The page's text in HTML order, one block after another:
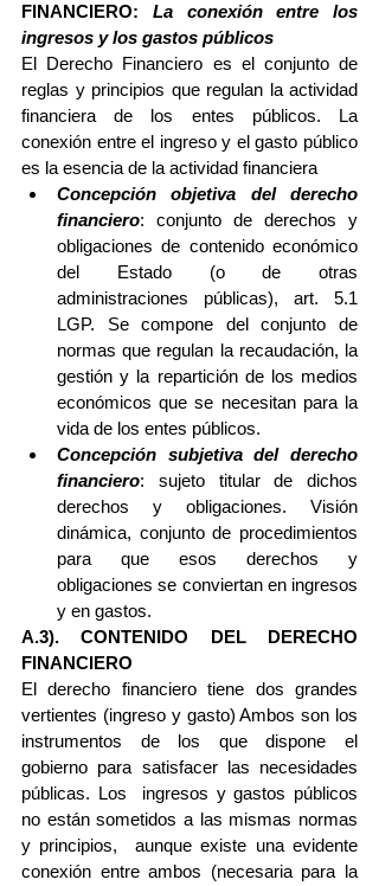
FINANCIERO: La conexión entre los
ingresos y los gastos públicos
El Derecho Financiero es el conjunto de
reglas y principios que regulan la actividad
financiera de los entes públicos. La
conexión entre el ingreso y el gasto público
es la esencia de la actividad financiera
Concepción objetiva del derecho
financiero: conjunto de derechos y
obligaciones de contenido económico
del Estado (o de otras
administraciones públicas), art. 5.1
LGP. Se compone del conjunto de
normas que regulan la recaudación, la
gestión y la repartición de los medios
económicos que se necesitan para la
vida de los entes públicos.
Concepción subjetiva del derecho
financiero: sujeto titular de dichos
derechos y obligaciones. Visión
dinámica, conjunto de procedimientos
para que esos derechos y
obligaciones se conviertan en ingresos
y en gastos.
A.3). CONTENIDO DEL DERECHO
FINANCIERO
El derecho financiero tiene dos grandes
vertientes (ingreso y gasto) Ambos son los
instrumentos de los que dispone el
gobierno para satisfacer las necesidades
públicas. Los  ingresos y gastos públicos
no están sometidos a las mismas normas
y principios,  aunque existe una evidente
conexión entre ambos (necesaria para la